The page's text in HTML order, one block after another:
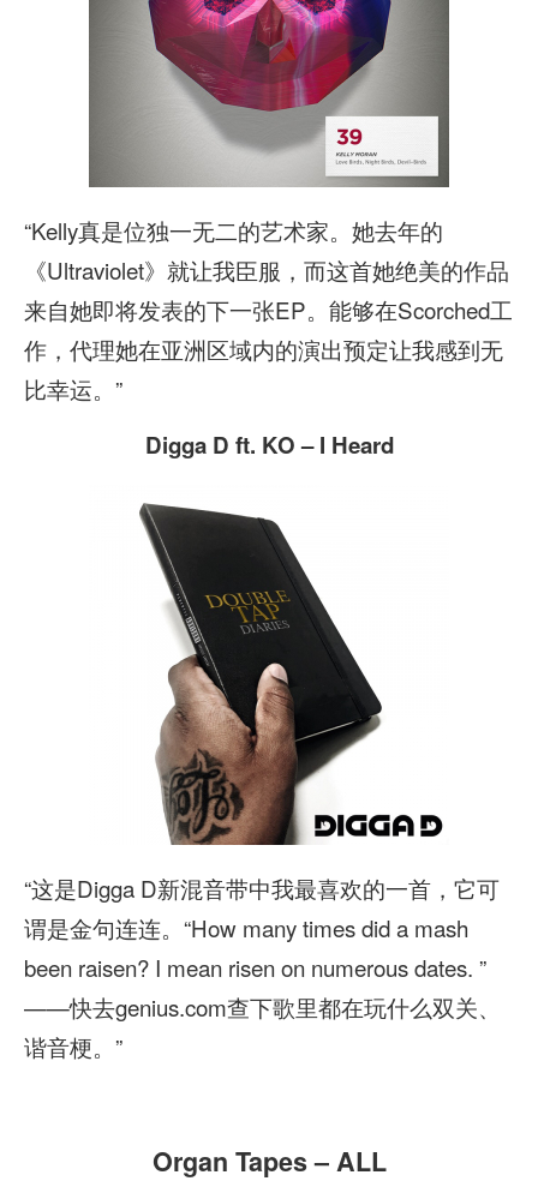
“Kelly真是位独一无二的艺术家。她去年的
《Ultraviolet》就让我臣服，而这首她绝美的作品
来自她即将发表的下一张EP。能够在Scorched工
作，代理她在亚洲区域内的演出预定让我感到无
比幸运。”
Digga D ft. KO – I Heard
“这是Digga D新混音带中我最喜欢的一首，它可
谓是金句连连。“How many times did a mash
been raisen? I mean risen on numerous dates. ”
——快去genius.com查下歌里都在玩什么双关、
谐音梗。”
Organ Tapes – ALL